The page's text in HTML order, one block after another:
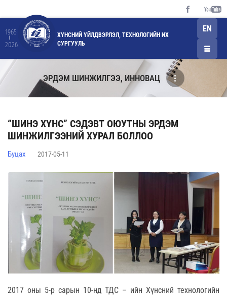
1965
2026
ХҮНСНИЙ ҮЙЛДВЭРЛЭЛ, ТЕХНОЛОГИЙН ИХ
СУРГУУЛЬ
EN
ЭРДЭМ ШИНЖИЛГЭЭ, ИННОВАЦ
“ШИНЭ ХҮНС” СЭДЭВТ ОЮУТНЫ ЭРДЭМ
ШИНЖИЛГЭЭНИЙ ХУРАЛ БОЛЛОО
Буцах 2017-05-11
2017 оны 5-р сарын 10-нд ТДС – ийн Хүнсний технологийн